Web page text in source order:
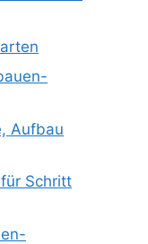
Aufbau
Schritt